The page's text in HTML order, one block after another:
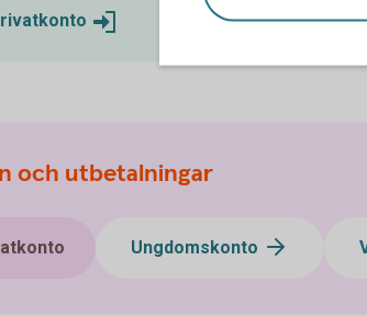
och utbetalningar
Ungdomskonto